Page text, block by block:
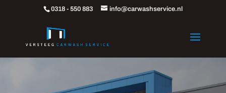
0318 - 550 883 info@carwashservice.nl